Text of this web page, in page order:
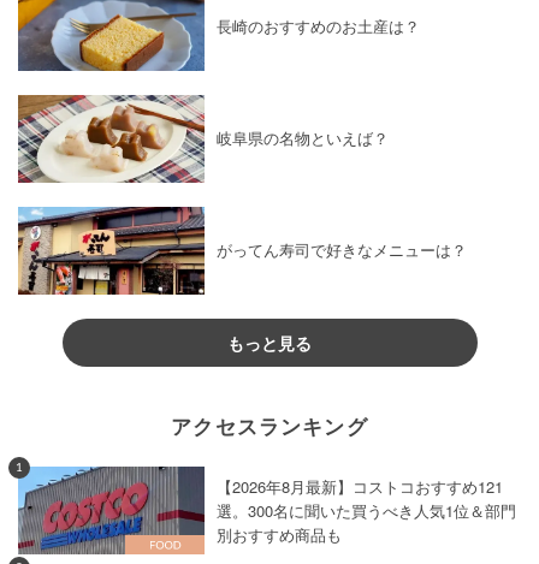
長崎のおすすめのお土産は？
岐阜県の名物といえば？
がってん寿司で好きなメニューは？
もっと見る
アクセスランキング
1
【2026年8月最新】コストコおすすめ121
選。300名に聞いた買うべき人気1位＆部門
別おすすめ商品も